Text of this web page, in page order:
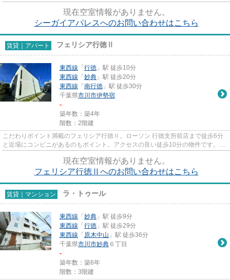
現在空室情報がありません。
シーガイアパレスへのお問い合わせはこちら
賃貸｜アパート フェリシア行徳Ⅱ
東西線 「 行徳 」駅 徒歩10分
東西線 「 妙典 」駅 徒歩20分
東西線 「 南行徳 」駅 徒歩30分
千葉県市川市伊勢宿
-
築年数：築4年
階数：2階建
こだわりポイント満載のフェリシア行徳Ⅱ。ローソン 行徳支所前店まで徒歩6分
と近場にコンビニがあるのもポイント。アクセスの良い徒歩10分の物件です。特
現在空室情報がありません。
フェリシア行徳Ⅱへのお問い合わせはこちら
賃貸｜マンション ラ・トゥール
東西線 「 妙典 」駅 徒歩9分
東西線 「 行徳 」駅 徒歩29分
東西線 「 原木中山 」駅 徒歩36分
千葉県市川市妙典 ６丁目
-
築年数：築6年
階数：3階建